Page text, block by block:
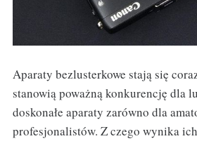
Aparaty bezlusterkowe stają się
stanowią poważną konkurencję dla
doskonałe aparaty zarówno dla
profesjonalistów. Z czego wynika